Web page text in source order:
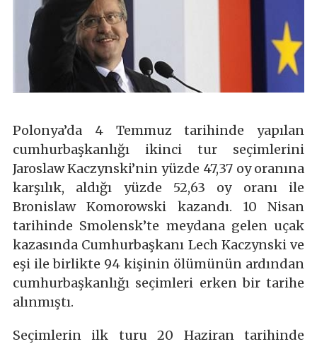
Polonya’da 4 Temmuz tarihinde yapılan
cumhurbaşkanlığı ikinci tur seçimlerini
Jaroslaw Kaczynski’nin yüzde 47,37 oy oranına
karşılık, aldığı yüzde 52,63 oy oranı ile
Bronislaw Komorowski kazandı. 10 Nisan
tarihinde Smolensk’te meydana gelen uçak
kazasında Cumhurbaşkanı Lech Kaczynski ve
eşi ile birlikte 94 kişinin ölümünün ardından
cumhurbaşkanlığı seçimleri erken bir tarihe
alınmıştı.
Seçimlerin ilk turu 20 Haziran tarihinde